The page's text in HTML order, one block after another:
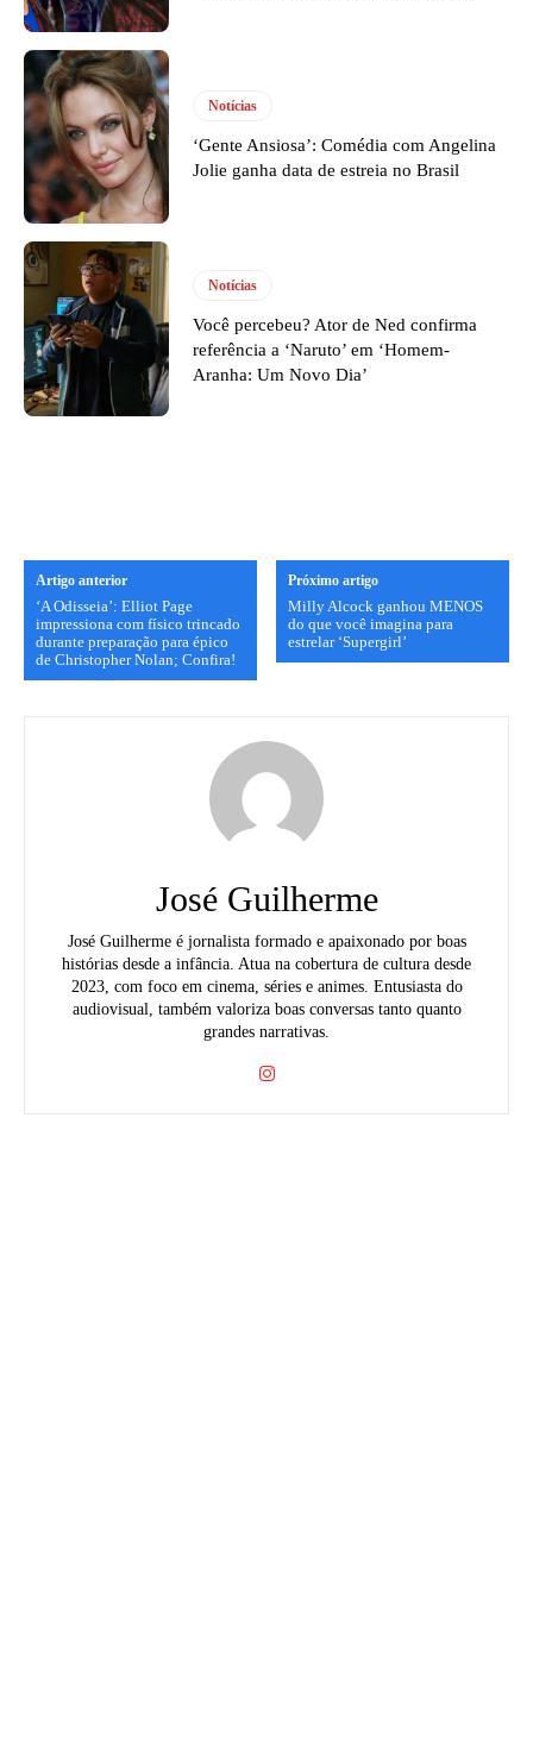
Notícias
‘Gente Ansiosa’: Comédia com Angelina
Jolie ganha data de estreia no Brasil
Notícias
Você percebeu? Ator de Ned confirma
referência a ‘Naruto’ em ‘Homem-
Aranha: Um Novo Dia’
Artigo anterior
‘A Odisseia’: Elliot Page
impressiona com físico trincado
durante preparação para épico
de Christopher Nolan; Confira!
Próximo artigo
Milly Alcock ganhou MENOS
do que você imagina para
estrelar ‘Supergirl’
José Guilherme
José Guilherme é jornalista formado e apaixonado por boas
histórias desde a infância. Atua na cobertura de cultura desde
2023, com foco em cinema, séries e animes. Entusiasta do
audiovisual, também valoriza boas conversas tanto quanto
grandes narrativas.